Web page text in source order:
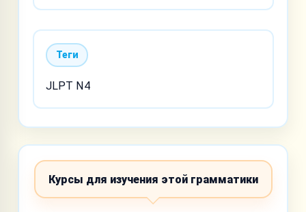
Теги
JLPT N4
Курсы для изучения этой грамматики